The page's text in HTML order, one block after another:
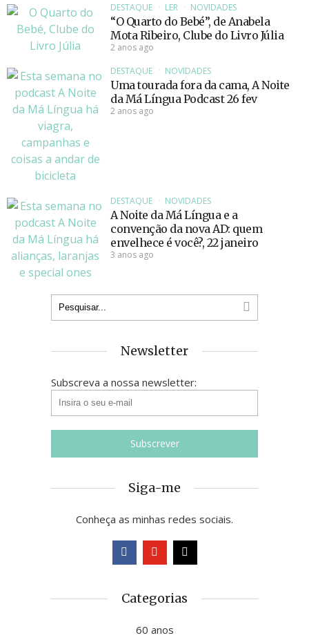
DESTAQUE LER NOVIDADES
“O Quarto do Bebé”, de Anabela
Mota Ribeiro, Clube do Livro Júlia
2 anos ago
DESTAQUE
NOVIDADES
Uma tourada fora da cama, A Noite
da Má Língua Podcast 26 fev
2 anos ago
DESTAQUE NOVIDADES
A Noite da Má Língua e a
convenção da nova AD: quem
envelhece é você?, 22 janeiro
3 anos ago
Newsletter
Subscreva a nossa newsletter:
Siga-me
Conheça as minhas redes sociais.
Categorias
60 anos